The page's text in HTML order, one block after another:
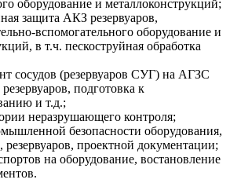
оборудование и металлоконструкций;
защита АКЗ резервуаров,
вспомогательного оборудование и
в т.ч. пескоструйная обработка
сосудов (резервуаров СУГ) на АГЗС
подготовка к
и т.д.;
неразрушающего контроля;
безопасности оборудования,
резервуаров, проектной документации;
на оборудование, востановление